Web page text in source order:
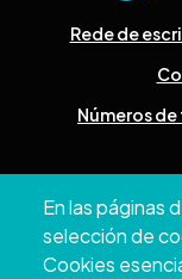
En las páginas
selección de
Cookies
Rede de
Números
+34